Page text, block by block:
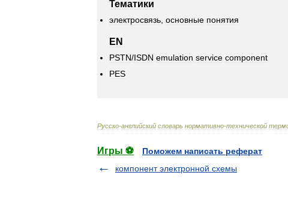
Тематики
электросвязь основные понятия
EN
PSTN/ISDN emulation service component
PES
Русско-английский словарь нормативно-технической
Игры ⚽
Поможем написать реферат
компонент электронной схемы